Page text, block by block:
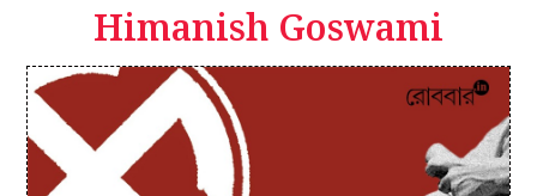
Himanish Goswami